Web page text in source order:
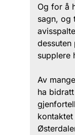
Og for å
sagn, og
dessuten
supplere
Av
ha